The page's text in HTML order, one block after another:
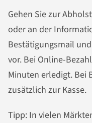
Gehen Sie zur
oder an der
Bestätigungsmail
vor. Bei Online-
Minuten erledigt. Bei
zusätzlich zur Kasse.
Tipp: In vielen